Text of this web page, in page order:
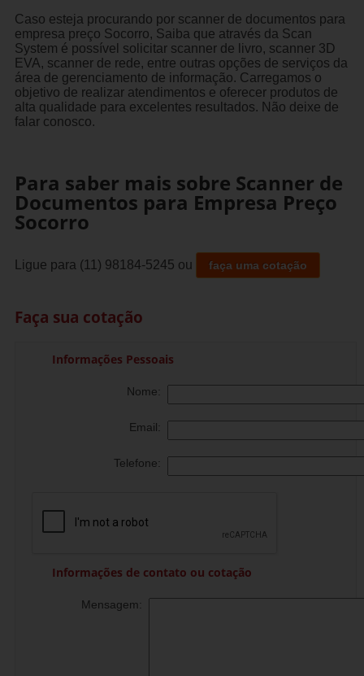
Caso esteja procurando por scanner de documentos para
empresa preço Socorro, Saiba que através da Scan
System é possível solicitar scanner de livro, scanner 3D
EVA, scanner de rede, entre outras opções de serviços da
área de gerenciamento de informação. Carregamos o
objetivo de realizar atendimentos e oferecer produtos de
alta qualidade para excelentes resultados. Não deixe de
falar conosco.
Para saber mais sobre Scanner de
Documentos para Empresa Preço
Socorro
Ligue para (11) 98184-5245 ou faça uma cotação
Faça sua cotação
Informações Pessoais
Nome:
Email:
Telefone:
Informações de contato ou cotação
Mensagem: